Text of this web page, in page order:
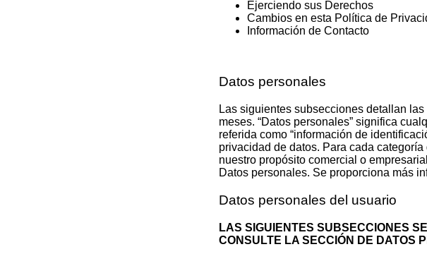
Ejerciendo sus Derechos
Cambios en esta Política de
Información de Contacto
Datos personales
Las siguientes subsecciones detallan
meses. “Datos personales” significa
referida como “información de
privacidad de datos. Para cada
nuestro propósito comercial o
Datos personales. Se proporciona más
Datos personales del usuario
LAS SIGUIENTES SUBSECCIONES
CONSULTE LA SECCIÓN DE DATOS